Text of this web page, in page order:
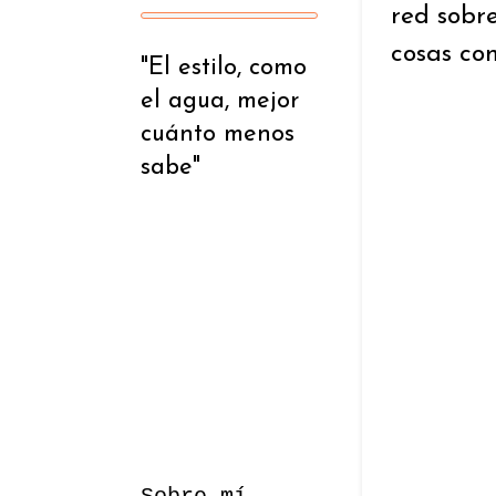
red
cosas
"El estilo, como
el agua, mejor
cuánto menos
sabe"